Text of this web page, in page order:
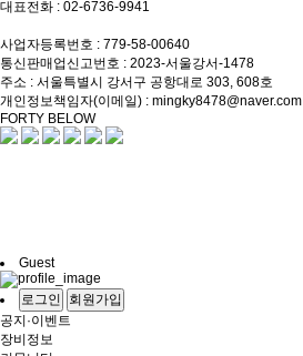
대표전화 : 02-6736-9941
사업자등록번호 : 779-58-00640
통신판매업신고번호 : 2023-서울강서-1478
주소 : 서울특별시 강서구 공항대로 303, 608호
개인정보책임자(이메일) : mingky8478@naver.com
FORTY BELOW
Guest
로그인
회원가입
공지·이벤트
장비정보